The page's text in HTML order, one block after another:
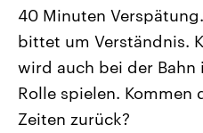
Landtagswahl Sachsen-Anhalt
2026
Alle Informationen
Sachsen-Anhalt wählt am 6.
September 2026 einen neuen
40 Minuten
bittet um Verständnis.
wird auch bei der
Rolle spielen. Kommen
Zeiten zurück?